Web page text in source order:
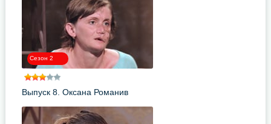
Сезон 2
Выпуск 8. Оксана Романив